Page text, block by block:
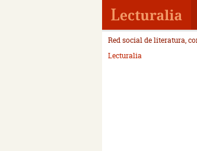
Red social de literatura,
Lecturalia